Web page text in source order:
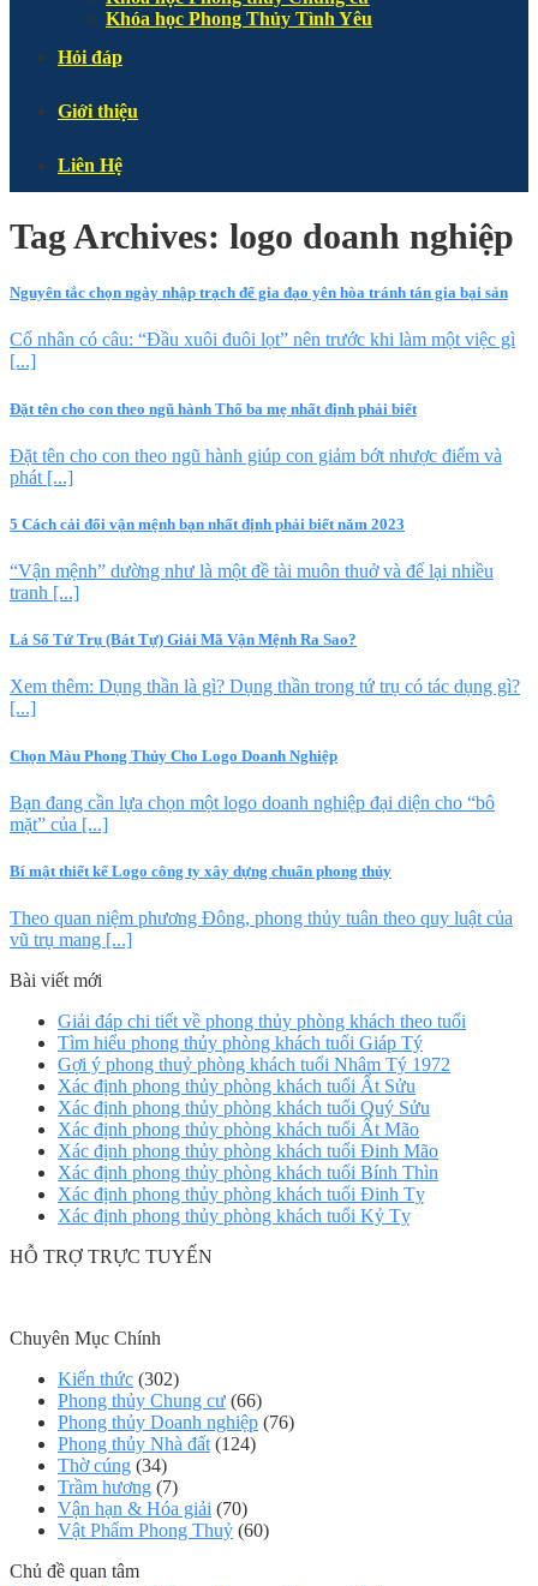
Khóa học Phong Thủy Tình Yêu
Hỏi đáp
Giới thiệu
Liên Hệ
Tag Archives: logo doanh nghiệp
Nguyên tắc chọn ngày nhập trạch để gia đạo yên hòa tránh tán gia bại sản
Cổ nhân có câu: “Đầu xuôi đuôi lọt” nên trước khi làm một việc gì
[...]
Đặt tên cho con theo ngũ hành Thổ ba mẹ nhất định phải biết
Đặt tên cho con theo ngũ hành giúp con giảm bớt nhược điểm và
phát [...]
5 Cách cải đổi vận mệnh bạn nhất định phải biết năm 2023
“Vận mệnh” dường như là một đề tài muôn thuở và để lại nhiều
tranh [...]
Lá Số Tứ Trụ (Bát Tự) Giải Mã Vận Mệnh Ra Sao?
Xem thêm: Dụng thần là gì? Dụng thần trong tứ trụ có tác dụng gì?
[...]
Chọn Màu Phong Thủy Cho Logo Doanh Nghiệp
Bạn đang cần lựa chọn một logo doanh nghiệp đại diện cho “bô
mặt” của [...]
Bí mật thiết kế Logo công ty xây dựng chuẩn phong thủy
Theo quan niệm phương Đông, phong thủy tuân theo quy luật của
vũ trụ mang [...]
Bài viết mới
Giải đáp chi tiết về phong thủy phòng khách theo tuổi
Tìm hiểu phong thủy phòng khách tuổi Giáp Tý
Gợi ý phong thuỷ phòng khách tuổi Nhâm Tý 1972
Xác định phong thủy phòng khách tuổi Ất Sửu
Xác định phong thủy phòng khách tuổi Quý Sửu
Xác định phong thủy phòng khách tuổi Ất Mão
Xác định phong thủy phòng khách tuổi Đinh Mão
Xác định phong thủy phòng khách tuổi Bính Thìn
Xác định phong thủy phòng khách tuổi Đinh Tỵ
Xác định phong thủy phòng khách tuổi Kỷ Tỵ
HỖ TRỢ TRỰC TUYẾN
Chuyên Mục Chính
Kiến thức (302)
Phong thủy Chung cư (66)
Phong thủy Doanh nghiệp (76)
Phong thủy Nhà đất (124)
Thờ cúng (34)
Trầm hương (7)
Vận hạn & Hóa giải (70)
Vật Phẩm Phong Thuỷ (60)
Chủ đề quan tâm